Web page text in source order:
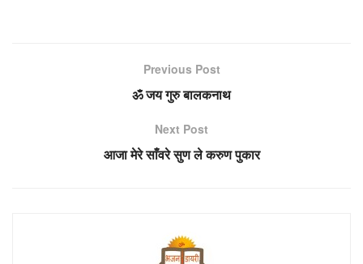
Previous Post
ॐ जय गुरु बालकनाथ
Next Post
आजा मेरे साँवरे सुण ले करुण पुकार